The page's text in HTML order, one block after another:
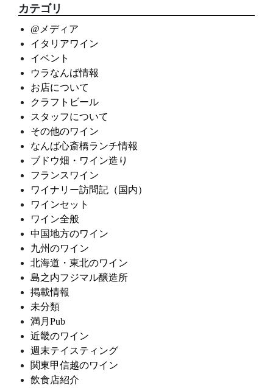
カテゴリ
@メディア
イタリアワイン
イベント
ウラなんば情報
お店について
クラフトビール
スタッフについて
その他のワイン
なんば心斎橋ランチ情報
ブドウ畑・ワイン造り
フランスワイン
ワイナリー訪問記（国内）
ワインセット
ワイン全般
中国地方のワイン
九州のワイン
北海道・東北のワイン
島之内フジマル醸造所
掲載情報
未分類
満月Pub
近畿のワイン
週末テイスティング
関東甲信越のワイン
飲食店紹介